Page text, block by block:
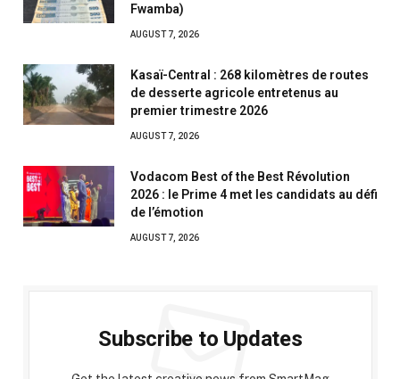
Fwamba)
AUGUST 7, 2026
Kasaï-Central : 268 kilomètres de routes
de desserte agricole entretenus au
premier trimestre 2026
AUGUST 7, 2026
Vodacom Best of the Best Révolution
2026 : le Prime 4 met les candidats au défi
de l’émotion
AUGUST 7, 2026
Subscribe to Updates